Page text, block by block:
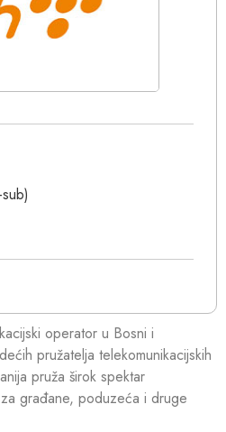
operator u Bosni i
pružatelja telekomunikacijskih
pruža širok spektar
građane, poduzeća i druge